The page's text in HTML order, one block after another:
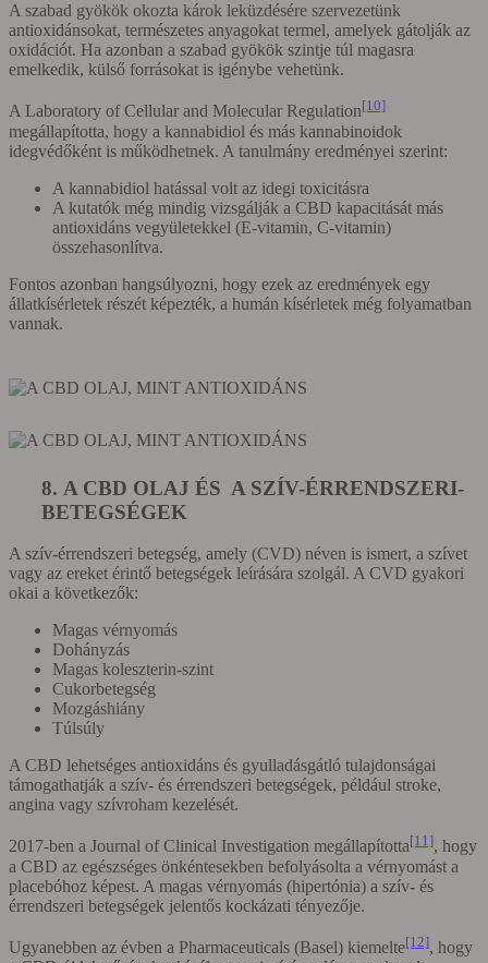
A szabad gyökök okozta károk leküzdésére szervezetünk
antioxidánsokat, természetes anyagokat termel, amelyek gátolják az
oxidációt. Ha azonban a szabad gyökök szintje túl magasra
emelkedik, külső forrásokat is igénybe vehetünk.
A Laboratory of Cellular and Molecular Regulation[10]
megállapította, hogy a kannabidiol és más kannabinoidok
idegvédőként is működhetnek. A tanulmány eredményei szerint:
A kannabidiol hatással volt az idegi toxicitásra
A kutatók még mindig vizsgálják a CBD kapacitását más
antioxidáns vegyületekkel (E-vitamin, C-vitamin)
összehasonlítva.
Fontos azonban hangsúlyozni, hogy ezek az eredmények egy
állatkísérletek részét képezték, a humán kísérletek még folyamatban
vannak.
8. A CBD OLAJ ÉS A SZÍV-ÉRRENDSZERI-
BETEGSÉGEK
A szív-érrendszeri betegség, amely (CVD) néven is ismert, a szívet
vagy az ereket érintő betegségek leírására szolgál. A CVD gyakori
okai a következők:
Magas vérnyomás
Dohányzás
Magas koleszterin-szint
Cukorbetegség
Mozgáshiány
Túlsúly
A CBD lehetséges antioxidáns és gyulladásgátló tulajdonságai
támogathatják a szív- és érrendszeri betegségek, például stroke,
angina vagy szívroham kezelését.
2017-ben a Journal of Clinical Investigation megállapította[11], hogy
a CBD az egészséges önkéntesekben befolyásolta a vérnyomást a
placebóhoz képest. A magas vérnyomás (hipertónia) a szív- és
érrendszeri betegségek jelentős kockázati tényezője.
Ugyanebben az évben a Pharmaceuticals (Basel) kiemelte[12], hogy